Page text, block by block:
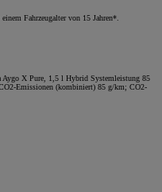
Fahrzeugalter von 15 Jahren*.
Aygo X Pure, 1,5 l Hybrid Systemleistung 85
Emissionen (kombiniert) 85 g/km; CO2-